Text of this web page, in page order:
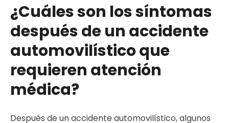
Por qué puede experimentar síntomas tardíos
después de un accidente automovilístico
Síntomas de la lesión que pueden afectar su salud a
largo plazo
Qué hacer si presenta síntomas después de un
accidente y no recibió atención médica inmediata
ayudarle a obtener compensación por sus lesiones
¿Cuáles son los síntomas
después de un accidente
automovilístico que
requieren atención
médica?
Después de un accidente automovilístico, algunos